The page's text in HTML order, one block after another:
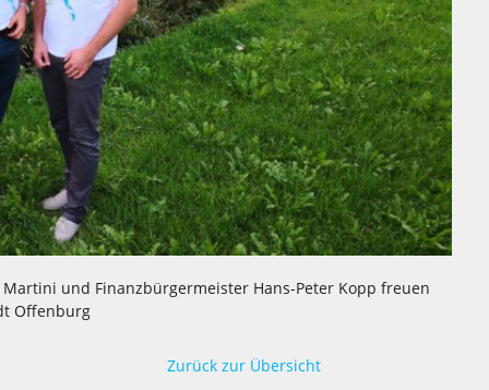
und Finanzbürgermeister Hans-Peter Kopp freuen
Offenburg
Zurück zur Übersicht